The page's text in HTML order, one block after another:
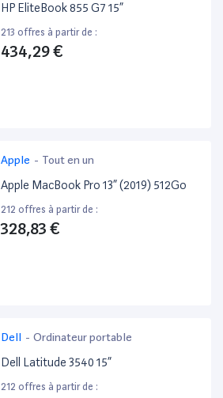
HP EliteBook 855 G7 15”
213 offres à partir de :
434,29 €
Apple - Tout en un
Apple MacBook Pro 13” (2019) 512Go
212 offres à partir de :
328,83 €
Dell - Ordinateur portable
Dell Latitude 3540 15”
212 offres à partir de :